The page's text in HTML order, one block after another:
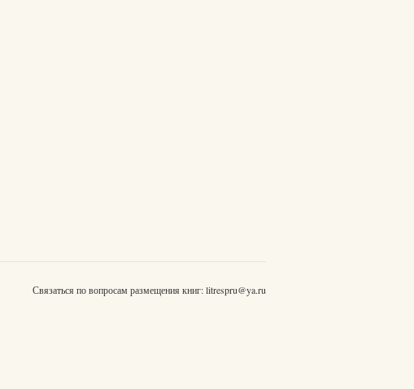
Связаться по вопросам размещения книг:litrespru@ya.ru